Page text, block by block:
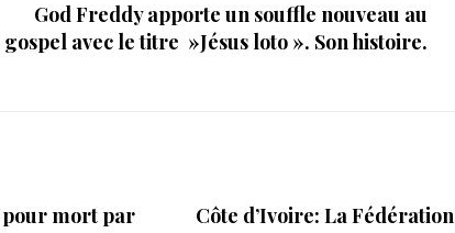
God Freddy apporte un souffle nouveau au
gospel avec le titre »Jésus loto ». Son histoire.
mort par
Côte d’Ivoire: La Fédération